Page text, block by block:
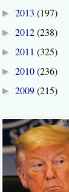
► 2013 (197)
► 2012(238)
► 2011 (325)
► 2010(236)
► 2009(215)